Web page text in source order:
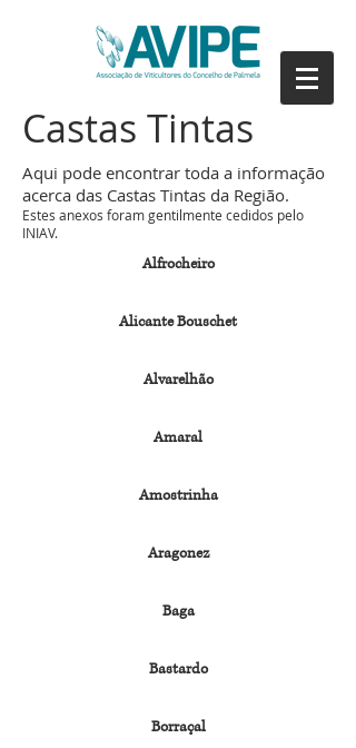
Castas Tintas
Aqui pode encontrar toda a informação
acerca das Castas Tintas da Região.
Estes anexos foram gentilmente cedidos pelo
INIAV.
Alfrocheiro
Alicante Bouschet
Alvarelhão
Amaral
Amostrinha
Aragonez
Baga
Bastardo
Borraçal